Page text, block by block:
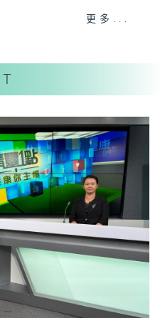
10分 香港電台第一
電台第一台
更多...